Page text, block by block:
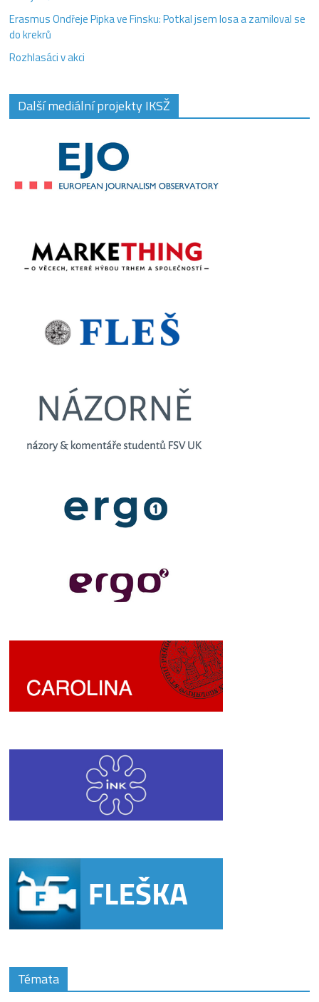
Erasmus Ondřeje Pipka ve Finsku: Potkal jsem losa a zamiloval se
do krekrů
Rozhlasáci v akci
Další mediální projekty IKSŽ
Témata